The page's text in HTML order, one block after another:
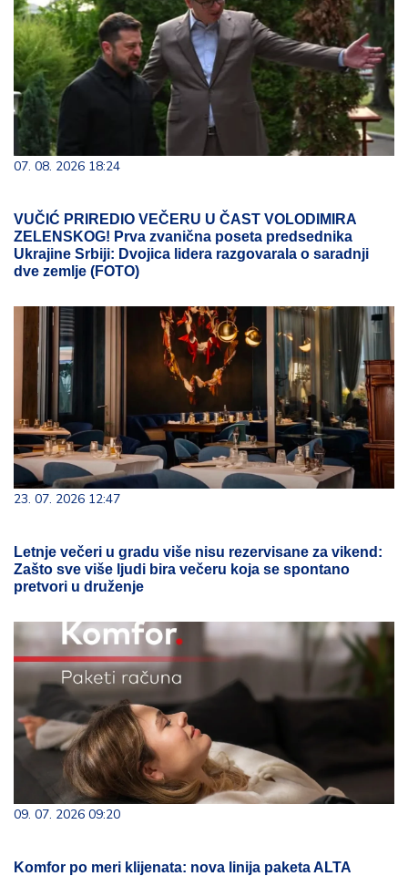
07. 08. 2026 18:24
VUČIĆ PRIREDIO VEČERU U ČAST VOLODIMIRA
ZELENSKOG! Prva zvanična poseta predsednika
Ukrajine Srbiji: Dvojica lidera razgovarala o saradnji
dve zemlje (FOTO)
23. 07. 2026 12:47
Letnje večeri u gradu više nisu rezervisane za vikend:
Zašto sve više ljudi bira večeru koja se spontano
pretvori u druženje
09. 07. 2026 09:20
Komfor po meri klijenata: nova linija paketa ALTA